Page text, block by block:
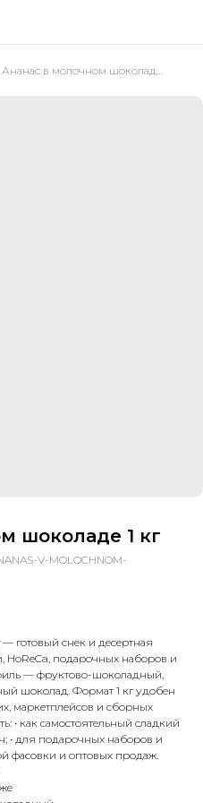
Ананас в молочном шоколаде 1 кг
шоколаде 1 кг
V-MOLOCHNOM-
готовый снек и десертная
подарочных наборов и
— фруктово-шоколадный,
шоколад. Формат 1 кг удобен
маркетплейсов и сборных
• как самостоятельный сладкий
• для подарочных наборов и
фасовки и оптовых продаж.